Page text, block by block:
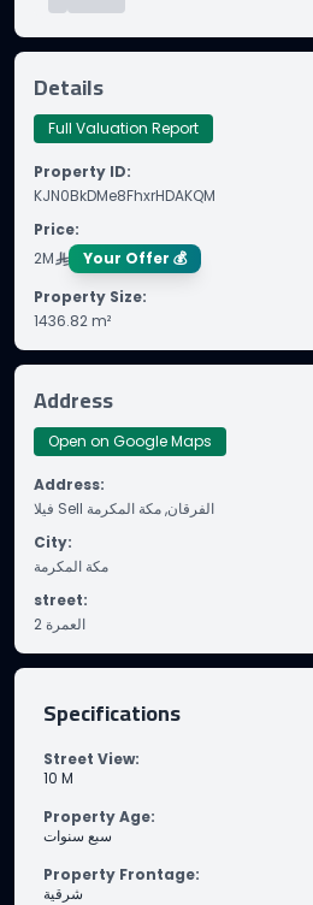
Details
Full Valuation Report
Property ID:
KJN0BkDMe8FhxrHDAKQM
Price:
2M
Your Offer 💰
Property Size:
1436.82m²
Address
Open on Google Maps
Address:
فيلا Sell الفرقان, مكة المكرمة
City:
مكة المكرمة
street:
2 العمرة
Specifications
Street View:
10 M
Property Age:
سبع سنوات
Property Frontage:
شرقية